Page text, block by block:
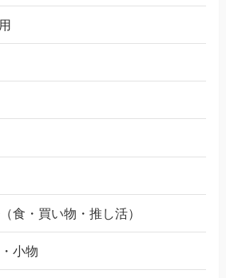
食・買い物・推し活）
小物